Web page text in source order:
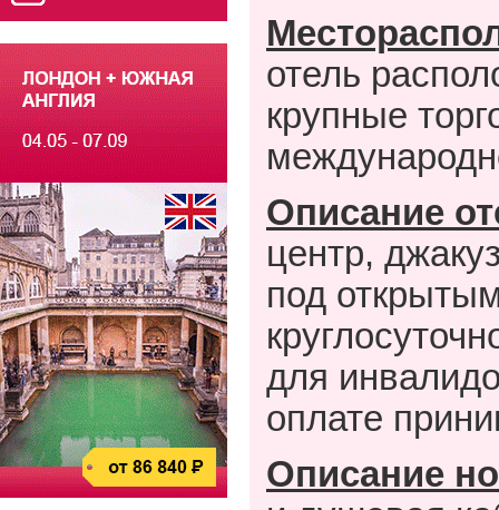
отель
крупные
Описание
центр,
под
для
оплате
Описание